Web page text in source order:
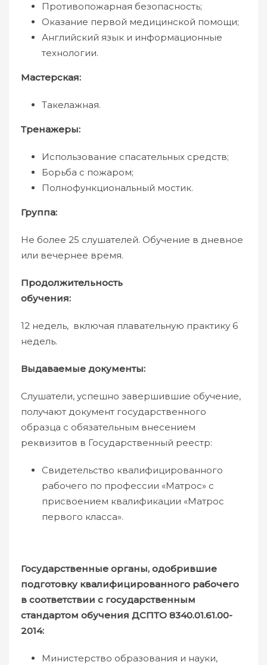
Противопожарная безопасность;
Оказание первой медицинской помощи;
Английский язык и информационные
технологии.
Мастерская:
Такелажная.
Тренажеры:
Использование спасательных средств;
Борьба с пожаром;
Полнофункциональный мостик.
Группа:
Не более 25 слушателей. Обучение в дневное
или вечернее время.
Продолжительность
12 недель, включая плавательную практику 6
недель.
Выдаваемые документы:
Слушатели, успешно завершившие обучение,
получают документ государственного
образца с обязательным внесением
реквизитов в Государственный реестр:
Свидетельство квалифицированного
рабочего по профессии «Матрос» с
присвоением квалификации «Матрос
первого класса».
Государственные органы, одобрившие
подготовку квалифицированного рабочего
в соответствии с государственным
стандартом обучения ДСПТО 8340.01.61.00-
2014:
Министерство образования и науки,